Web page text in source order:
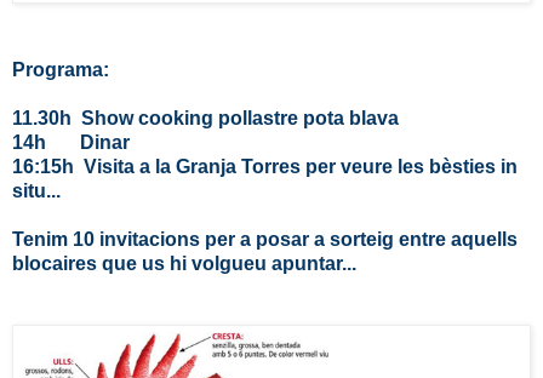
Programa:
11.30h Show cooking pollastre pota blava
14h Dinar
16:15h Visita a la Granja Torres per veure les bèsties in
situ...
Tenim 10 invitacions per a posar a sorteig entre aquells
blocaires que us hi volgueu apuntar...